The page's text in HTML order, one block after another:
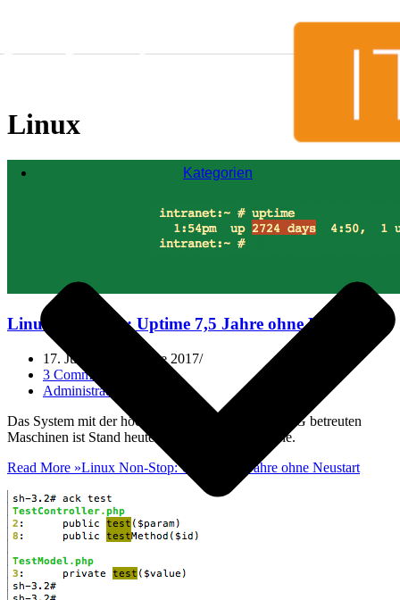
Kategorien
Linux
Linux Non-Stop: Uptime 7,5 Jahre ohne Neustart
17. July 2014
15. June 2017
3 Comments
Administration
Das System mit der höchsten Uptime aller von OMG betreuten
Maschinen ist Stand heute seit
online.
Read More »Linux Non-Stop: Uptime 7,5 Jahre ohne Neustart